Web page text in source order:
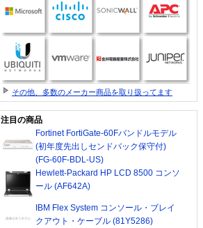
その他、多数のメーカー商品を取り扱ってます
注目の商品
Fortinet FortiGate-60Fバンドルモデル
(初年度先出しセンドバック保守付)
(FG-60F-BDL-US)
Hewlett-Packard HP LCD 8500 コンソ
ール (AF642A)
IBM Flex System コンソール・ブレイ
クアウト・ケーブル (81Y5286)